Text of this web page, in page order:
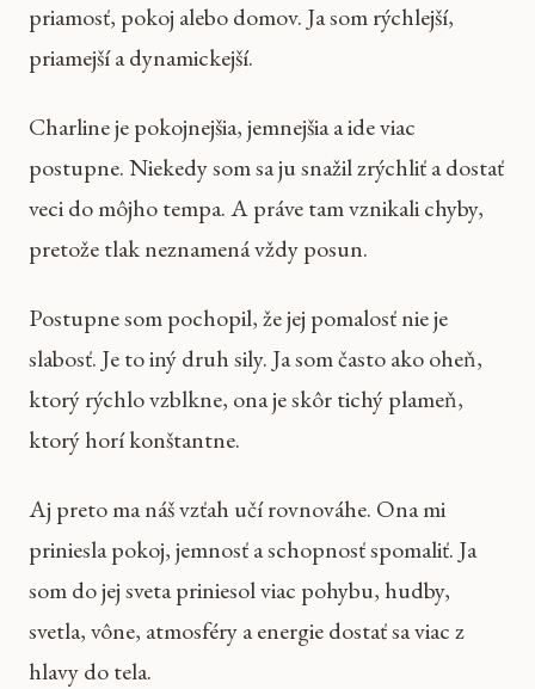
priamosť, pokoj alebo domov. Ja som rýchlejší,
priamejší a dynamickejší.
Charline je pokojnejšia, jemnejšia a ide viac
postupne. Niekedy som sa ju snažil zrýchliť a dostať
veci do môjho tempa. A práve tam vznikali chyby,
pretože tlak neznamená vždy posun.
Postupne som pochopil, že jej pomalosť nie je
slabosť. Je to iný druh sily. Ja som často ako oheň,
ktorý rýchlo vzblkne, ona je skôr tichý plameň,
ktorý horí konštantne.
Aj preto ma náš vzťah učí rovnováhe. Ona mi
priniesla pokoj, jemnosť a schopnosť spomaliť. Ja
som do jej sveta priniesol viac pohybu, hudby,
svetla, vône, atmosféry a energie dostať sa viac z
hlavy do tela.